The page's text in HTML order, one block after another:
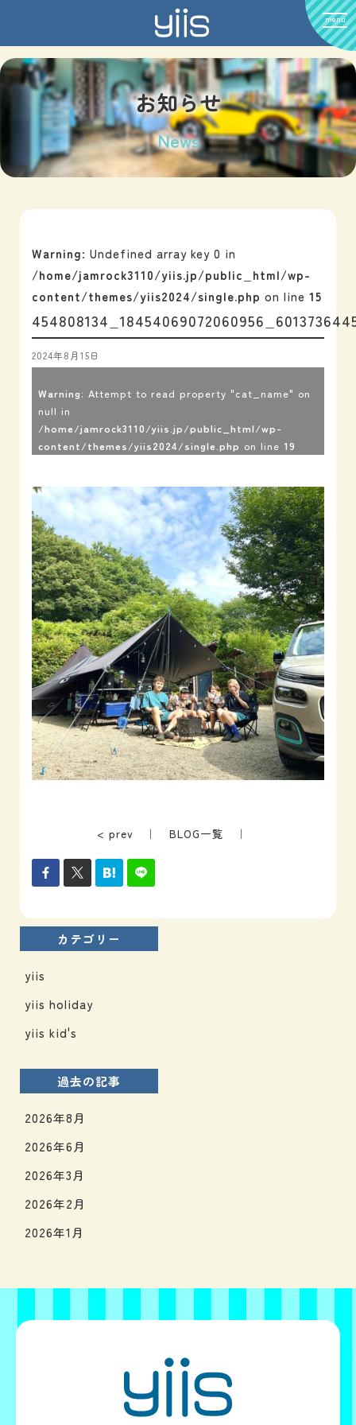
お知らせ
News
Warning: Undefined array key 0 in
/home/jamrock3110/yiis.jp/public_html/wp-
content/themes/yiis2024/single.php on line 15
2024年8月15日
Warning: Attempt to read property "cat_name" on
null in
/home/jamrock3110/yiis.jp/public_html/wp-
content/themes/yiis2024/single.php on line 19
< prev ｜ BLOG一覧 ｜
カテゴリー
yiis
yiis holiday
yiis kid's
過去の記事
2026年8月
2026年6月
2026年3月
2026年2月
2026年1月
menu